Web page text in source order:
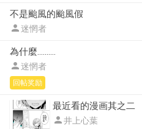
不是颱風的颱風假
迷惘者
為什麼..........
迷惘者
回帖奖励
最近看的漫画其之二
井上心葉